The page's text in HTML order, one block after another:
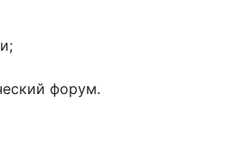
форум.